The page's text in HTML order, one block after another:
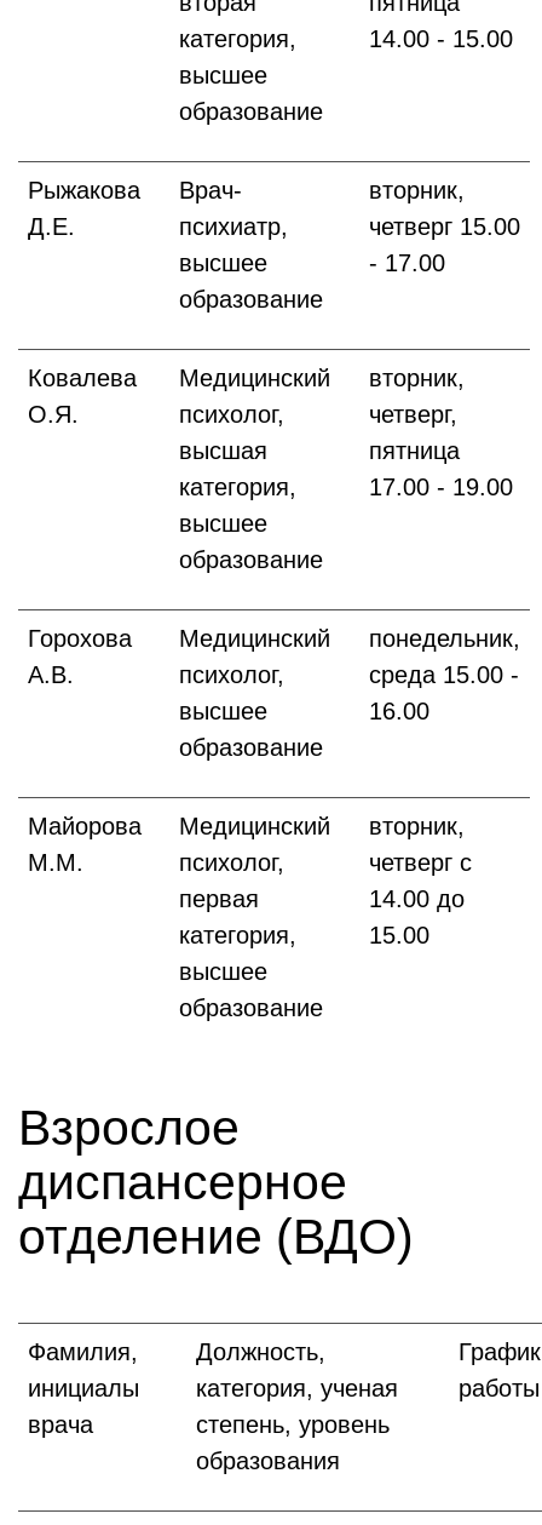
категория,
высшее
образование
14.00 - 15.00
Рыжакова
Д.Е.
Врач-
психиатр,
высшее
образование
вторник,
четверг 15.00
- 17.00
Ковалева
О.Я.
Медицинский
психолог,
высшая
категория,
высшее
образование
вторник,
четверг,
пятница
17.00 - 19.00
Горохова
А.В.
Медицинский
психолог,
высшее
образование
понедельник,
среда 15.00 -
16.00
Майорова
М.М.
Медицинский
психолог,
первая
категория,
высшее
образование
вторник,
четверг с
14.00 до
15.00
Взрослое
диспансерное
отделение (ВДО)
Фамилия,
инициалы
врача
Должность,
категория, ученая
степень, уровень
образования
График
работы